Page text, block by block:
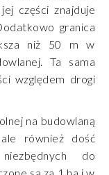
części znajduje
granica
niż 50 m w
Ta sama
względem drogi
na budowlaną
również dość
do